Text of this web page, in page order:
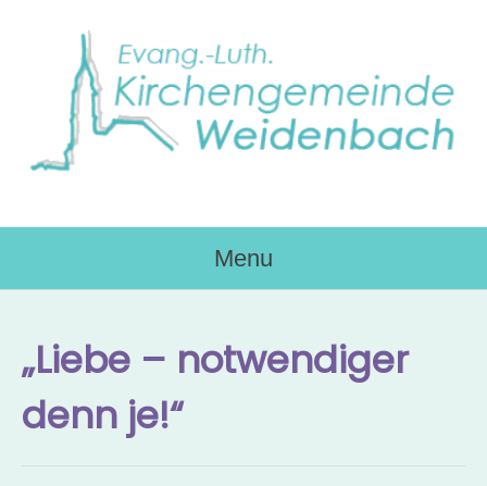
Menu
„Liebe – notwendiger
denn je!“